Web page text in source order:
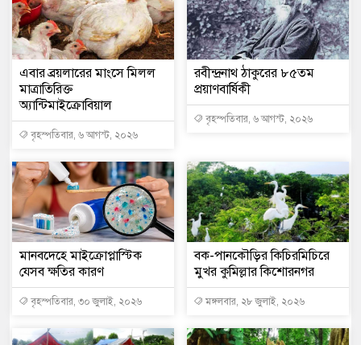
এবার ব্রয়লারের মাংসে মিলল
মাত্রাতিরিক্ত
অ্যান্টিমাইক্রোবিয়াল
বৃহস্পতিবার, ৬ আগস্ট, ২০২৬
রবীন্দ্রনাথ ঠাকুরের ৮৫তম
প্রয়াণবার্ষিকী
বৃহস্পতিবার, ৬ আগস্ট, ২০২৬
মানবদেহে মাইক্রোপ্লাস্টিক
যেসব ক্ষতির কারণ
বৃহস্পতিবার, ৩০ জুলাই, ২০২৬
বক-পানকৌড়ির কিচিরমিচিরে
মুখর কুমিল্লার কিশোরনগর
মঙ্গলবার, ২৮ জুলাই, ২০২৬